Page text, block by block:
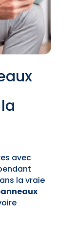
avec
la vraie